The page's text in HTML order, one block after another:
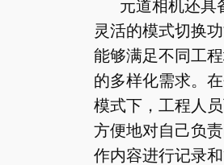
元道相机还具
灵活的模式切换功
能够满足不同工
的多样化需求。
模式下，工程人
方便地对自己负
作内容进行记录